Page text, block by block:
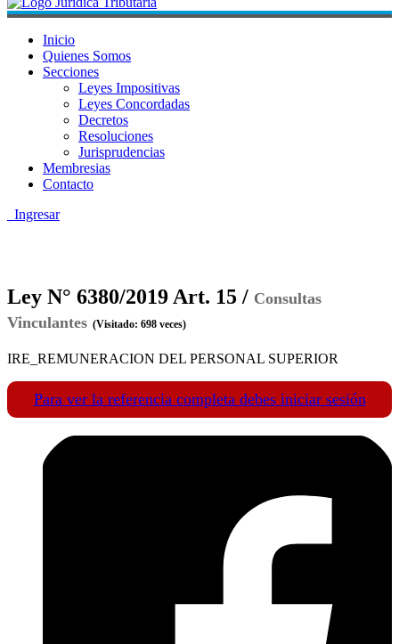
Inicio
Quienes Somos
Secciones
Leyes Impositivas
Leyes Concordadas
Decretos
Resoluciones
Jurisprudencias
Membresias
Contacto
Ingresar
Ley N° 6380/2019 Art. 15 / Consultas
Vinculantes (Visitado: 698 veces)
IRE_REMUNERACION DEL PERSONAL SUPERIOR
Para ver la referencia completa debes iniciar sesión